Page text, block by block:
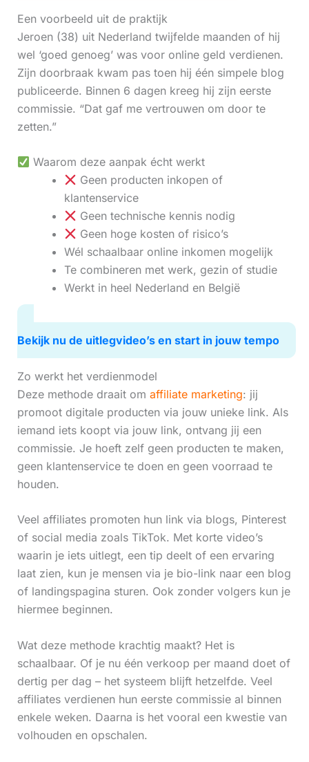
Een voorbeeld uit de praktijk
Jeroen (38) uit Nederland twijfelde maanden of hij
wel ‘goed genoeg’ was voor online geld verdienen.
Zijn doorbraak kwam pas toen hij één simpele blog
publiceerde. Binnen 6 dagen kreeg hij zijn eerste
commissie. “Dat gaf me vertrouwen om door te
zetten.”
Waarom deze aanpak écht werkt
Geen producten inkopen of
klantenservice
Geen technische kennis nodig
Geen hoge kosten of risico’s
Wél schaalbaar online inkomen mogelijk
Te combineren met werk, gezin of studie
Werkt in heel Nederland en België
Bekijk nu de uitlegvideo’s en start in jouw tempo
Zo werkt het verdienmodel
Deze methode draait om affiliate marketing: jij
promoot digitale producten via jouw unieke link. Als
iemand iets koopt via jouw link, ontvang jij een
commissie. Je hoeft zelf geen producten te maken,
geen klantenservice te doen en geen voorraad te
houden.
Veel affiliates promoten hun link via blogs, Pinterest
of social media zoals TikTok. Met korte video’s
waarin je iets uitlegt, een tip deelt of een ervaring
laat zien, kun je mensen via je bio-link naar een blog
of landingspagina sturen. Ook zonder volgers kun je
hiermee beginnen.
Wat deze methode krachtig maakt? Het is
schaalbaar. Of je nu één verkoop per maand doet of
dertig per dag – het systeem blijft hetzelfde. Veel
affiliates verdienen hun eerste commissie al binnen
enkele weken. Daarna is het vooral een kwestie van
volhouden en opschalen.